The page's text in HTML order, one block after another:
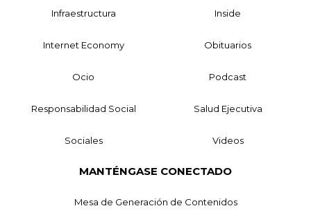
Infraestructura Inside
Internet Economy Obituarios
Ocio Podcast
Responsabilidad Social Salud Ejecutiva
Sociales Videos
MANTÉNGASE CONECTADO
Mesa de Generación de Contenidos